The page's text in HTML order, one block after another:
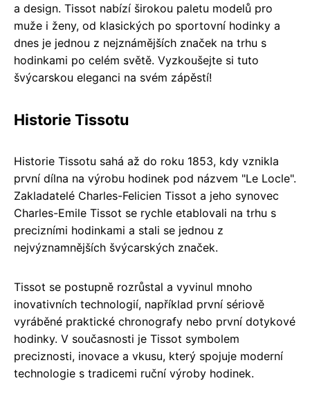
a design. Tissot nabízí širokou paletu modelů pro
muže i ženy, od klasických po sportovní hodinky a
dnes je jednou z nejznámějších značek na trhu s
hodinkami po celém světě. Vyzkoušejte si tuto
švýcarskou eleganci na svém zápěstí!
Historie Tissotu
Historie Tissotu sahá až do roku 1853, kdy vznikla
první dílna na výrobu hodinek pod názvem "Le Locle".
Zakladatelé Charles-Felicien Tissot a jeho synovec
Charles-Emile Tissot se rychle etablovali na trhu s
precizními hodinkami a stali se jednou z
nejvýznamnějších švýcarských značek.
Tissot se postupně rozrůstal a vyvinul mnoho
inovativních technologií, například první sériově
vyráběné praktické chronografy nebo první dotykové
hodinky. V současnosti je Tissot symbolem
preciznosti, inovace a vkusu, který spojuje moderní
technologie s tradicemi ruční výroby hodinek.